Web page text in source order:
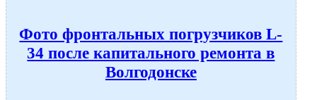
Фото фронтальных погрузчиков L-
34 после капитального ремонта в
Волгодонске